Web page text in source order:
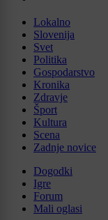
Lokalno
Slovenija
Svet
Politika
Gospodarstvo
Kronika
Zdravje
Šport
Kultura
Scena
Zadnje novice
Dogodki
Igre
Forum
Mali oglasi